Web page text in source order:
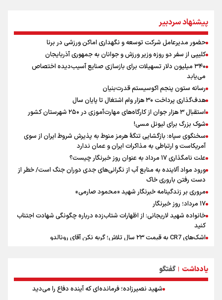
سیدمناف هاشمی در مراسم انجمن ورزشی نویسان : قدردان زحمات اهالی
رسانه به ویژه ورزشی نویسان هستیم
علت نامگذاری ۱۷ مرداد به عنوان روز خبرنگار چیست؟
ونس: در حال کار بر روی ایجاد یک سیستم ناوبری امن هستیم
فوران یک آتشفشان قدرتمند در جنوب غربی کلمبیا
مراسم گرامیداشت روز خبرنگار
پیشنهاد سردبیر
حضور مدیرعامل شرکت توسعه و نگهداری اماکن ورزشی در برنا
کلیپی از سفر دو روزه وزیر ورزش و جوانان به جمهوری آذربایجان
۳۴۰ میلیون دلار تسهیلات برای بازسازی صنایع آسیب‌دیده اختصاص
می‌یابد
رسانه ستون پنجم اکوسیستم قدرت‌بنیان
هدف‌گذاری پرداخت ۳۰ هزار وام اشتغال تا پایان سال
استقبال ۳ هزار جوان از کارگاه‌های مهارت‌آموزی در ۲۵۰ شهرستان کشور
شوک بزرگ برای لیونل مسی!
سخنگوی سپاه: بازگشایی تنگۀ هرمز منوط به پذیرش شروط ایران از سوی
آمریکاست و ارتباطی به مذاکرات ایران و عمان ندارد
علت نامگذاری ۱۷ مرداد به عنوان روز خبرنگار چیست؟
ورود مواد آلاینده به منابع آب از نگرانی‌های جدی دوران جنگ است/ خطر از
دست رفتن باروری خاک
مروری بر زندگینامه خبرنگار شهید «محمود صارمی»
۱۷ مرداد؛ روز خبرنگار
خانواده شهید لاریجانی: از اظهارات شتاب‌زده درباره چگونگی شهادت اجتناب
کنید
اشک‌های CR7 به قیمت ۲۳ سال تلاش؛ گریه نکن آقای رونالدو
تلاش مدام برای زنده نگه داشتن هنر ایرانی
نصرتی: پاسخ بیرانوند سنخیتی با صحبت‌های علی دایی نداشت/
ملی‌پوشان نباید از خودشان تعریف کنند!
یادداشت | گفتگو
شهید نصیرزاده؛ فرمانده‌ای که آینده دفاع را می‌دید